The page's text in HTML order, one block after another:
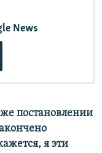
News
постановлении
я эти